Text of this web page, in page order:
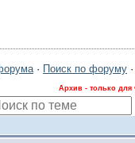
· Поиск по форуму ·
Архив - только для